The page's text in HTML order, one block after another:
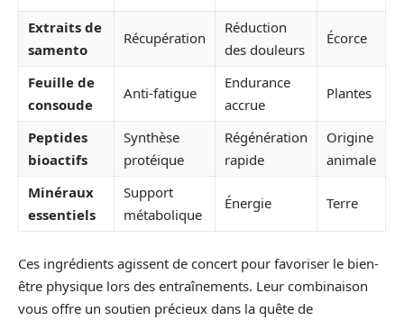
Extraits de
samento
Récupération
Réduction
des douleurs
Écorce
Feuille de
consoude
Anti-fatigue
Endurance
accrue
Plantes
Peptides
bioactifs
Synthèse
protéique
Régénération
rapide
Origine
animale
Minéraux
essentiels
Support
métabolique
Énergie Terre
Ces ingrédients agissent de concert pour favoriser le bien-
être physique lors des entraînements. Leur combinaison
vous offre un soutien précieux dans la quête de